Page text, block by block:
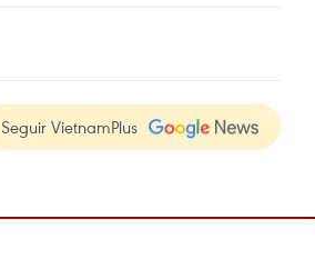
Seguir VietnamPlus